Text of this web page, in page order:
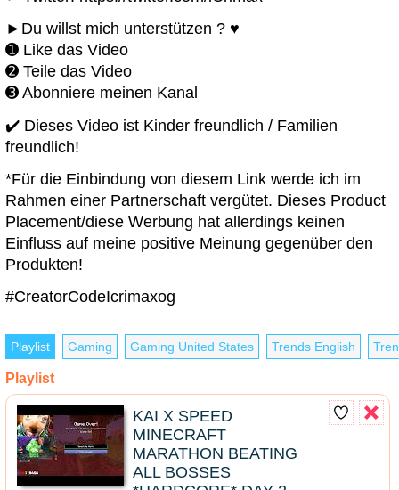
►Du willst mich unterstützen ? ♥
➊ Like das Video
➋ Teile das Video
➌ Abonniere meinen Kanal
✔️ Dieses Video ist Kinder freundlich / Familien
freundlich!
*Für die Einbindung von diesem Link werde ich im
Rahmen einer Partnerschaft vergütet. Dieses Product
Placement/diese Werbung hat allerdings keinen
Einfluss auf meine positive Meinung gegenüber den
Produkten!
#CreatorCodeIcrimaxog
Playlist Gaming Gaming United States Trends English
Playlist
KAI X SPEED
MINECRAFT
MARATHON BEATING
ALL BOSSES